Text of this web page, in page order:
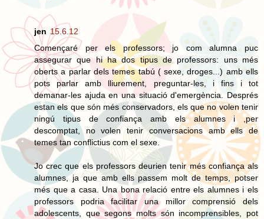
jen 15.6.12
Començaré per els professors; jo com alumna puc
assegurar que hi ha dos tipus de professors: uns més
oberts a parlar dels temes tabú ( sexe, droges...) amb ells
pots parlar amb lliurement, preguntar-les, i fins i tot
demanar-les ajuda en una situació d'emergència. Després
estan els que són més conservadors, els que no volen tenir
ningú tipus de confiança amb els alumnes i ,per
descomptat, no volen tenir conversacions amb ells de
temes tan conflictius com el sexe.
Jo crec que els professors deurien tenir més confiança als
alumnes, ja que amb ells passem molt de temps, potser
més que a casa. Una bona relació entre els alumnes i els
professors podria facilitar una millor comprensió dels
adolescents, que segons molts són incomprensibles, pot